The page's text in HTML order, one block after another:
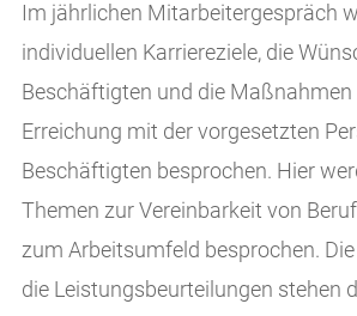
Im jährlichen Mitarbeitergespräch
individuellen Karriereziele, die
Beschäftigten und die Maßnahmen
Erreichung mit der vorgesetzten
Beschäftigten besprochen. Hier
Themen zur Vereinbarkeit von
zum Arbeitsumfeld besprochen.
die Leistungsbeurteilungen stehen